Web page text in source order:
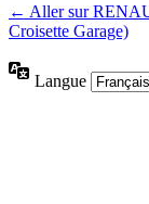
← Aller sur
Croisette Garage)
Langue